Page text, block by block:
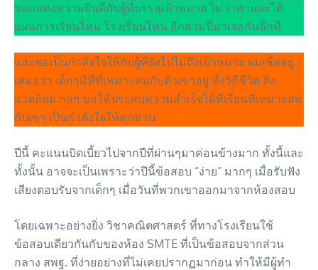
ขอแสดงความยินดีกับผู้ที่บรรลุเป้าหมาย ไม่ว่าท่านจะได้
แผนการเรียนไหน โรงเรียนไหน อีกสามปีมาเจอกันอีกที
และขอเป็นกำลังใจให้กับผู้ที่ยังไปไม่ถึงเป้าหมาย ผมเชื่ออยู่
เสมอว่า เด็กๆมีที่ที่เหมาะสมกับตัวเขาอยู่ ทั้งวิถีชีวิต สิ่ง
แวดล้อม ฯลฯ ขอให้ประสบความสำเร็จได้ที่เรียนที่เหมาะสม
กับเขา เป็นกำลังใจให้ทุกท่าน
ปีนี้ คะแนนบิดเบี้ยวไปจากปีที่ผ่านๆมาค่อนข้างมาก ทั้งนี้และ
ทั้งนั้น อาจจะเป็นเพราะว่าปีนี้ข้อสอบ “ง่าย” มากๆ เมื่อรับฟัง
เสียงตอบรับจากเด็กๆ เมื่อวันที่พวกเขาออกมาจากห้องสอบ
โดยเฉพาะอย่างยิ่ง วิชาคณิตศาสตร์ ที่ทางโรงเรียนใช้
ข้อสอบเดียวกันกับของห้อง SMTE ที่เป็นข้อสอบจากส่วน
กลาง สพฐ. ที่ง่ายอย่างที่ไม่เคยปรากฏมาก่อน ทำให้มีผู้ทำ